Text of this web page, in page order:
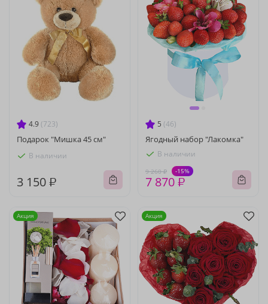
4.9 (723)
Подарок "Мишка 45 см"
В наличии
3 150 ₽
5 (46)
Ягодный набор "Лакомка"
В наличии
9 260 ₽ -15%
7 870 ₽
Акция Акция